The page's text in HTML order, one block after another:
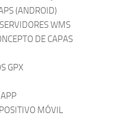
(ANDROID)
WMS
DE CAPAS
GPX
MÓVIL